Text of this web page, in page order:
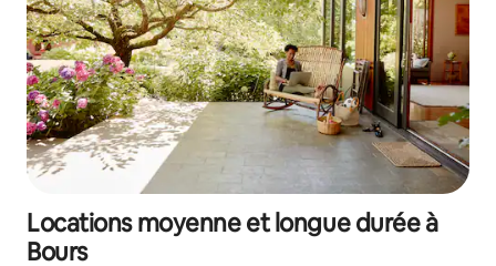
Locations moyenne et longue durée à
Bours